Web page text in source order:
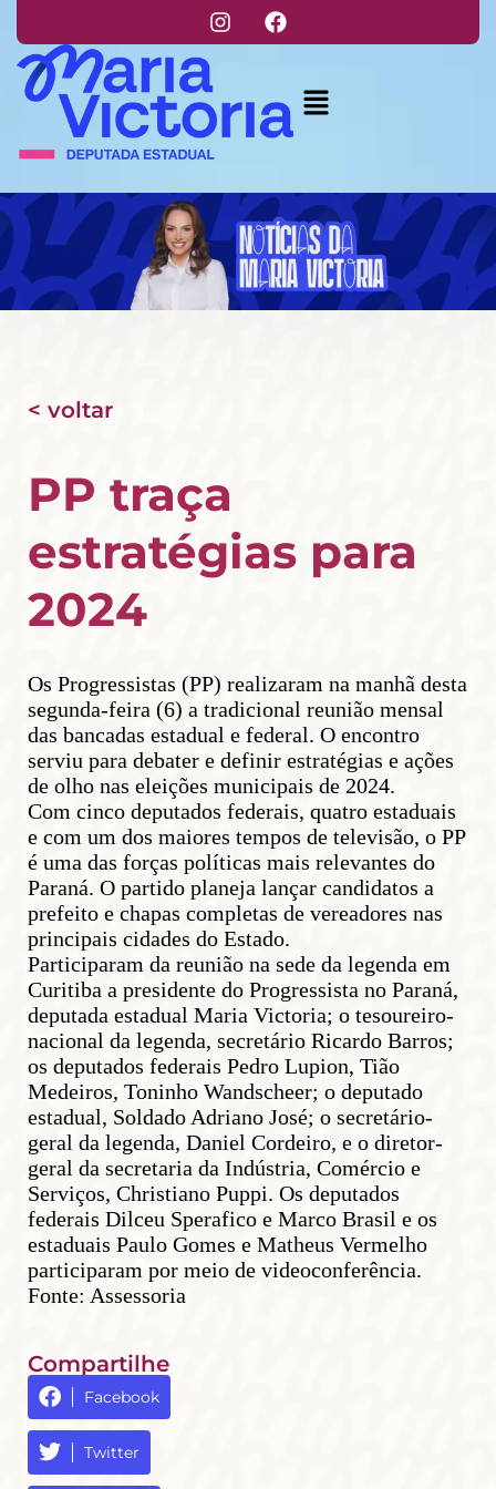
< voltar
PP traça
estratégias para
2024
Os Progressistas (PP) realizaram na manhã desta
segunda-feira (6) a tradicional reunião mensal
das bancadas estadual e federal. O encontro
serviu para debater e definir estratégias e ações
de olho nas eleições municipais de 2024.
Com cinco deputados federais, quatro estaduais
e com um dos maiores tempos de televisão, o PP
é uma das forças políticas mais relevantes do
Paraná. O partido planeja lançar candidatos a
prefeito e chapas completas de vereadores nas
principais cidades do Estado.
Participaram da reunião na sede da legenda em
Curitiba a presidente do Progressista no Paraná,
deputada estadual Maria Victoria; o tesoureiro-
nacional da legenda, secretário Ricardo Barros;
os deputados federais Pedro Lupion, Tião
Medeiros, Toninho Wandscheer; o deputado
estadual, Soldado Adriano José; o secretário-
geral da legenda, Daniel Cordeiro, e o diretor-
geral da secretaria da Indústria, Comércio e
Serviços, Christiano Puppi. Os deputados
federais Dilceu Sperafico e Marco Brasil e os
estaduais Paulo Gomes e Matheus Vermelho
participaram por meio de videoconferência.
Fonte: Assessoria
Compartilhe
Facebook
Twitter